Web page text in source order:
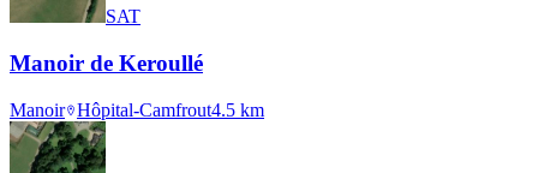
SAT
Manoir de Keroullé
Manoir Hôpital-Camfrout4.5 km